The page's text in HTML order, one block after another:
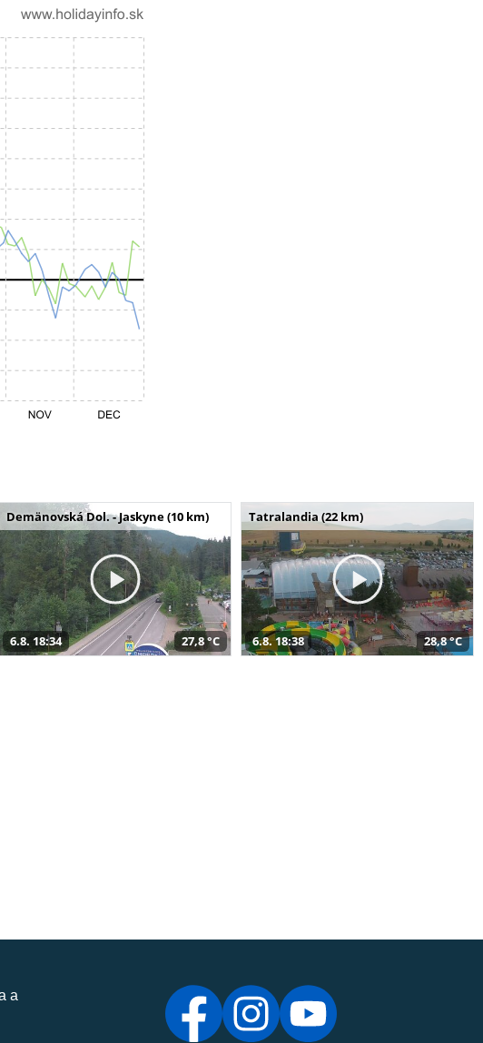
Demänovská Dol. - Jaskyne (10 km)
6.8. 18:34 27,8 °C
Tatralandia (22 km)
6.8. 18:38 28,8 °C
a